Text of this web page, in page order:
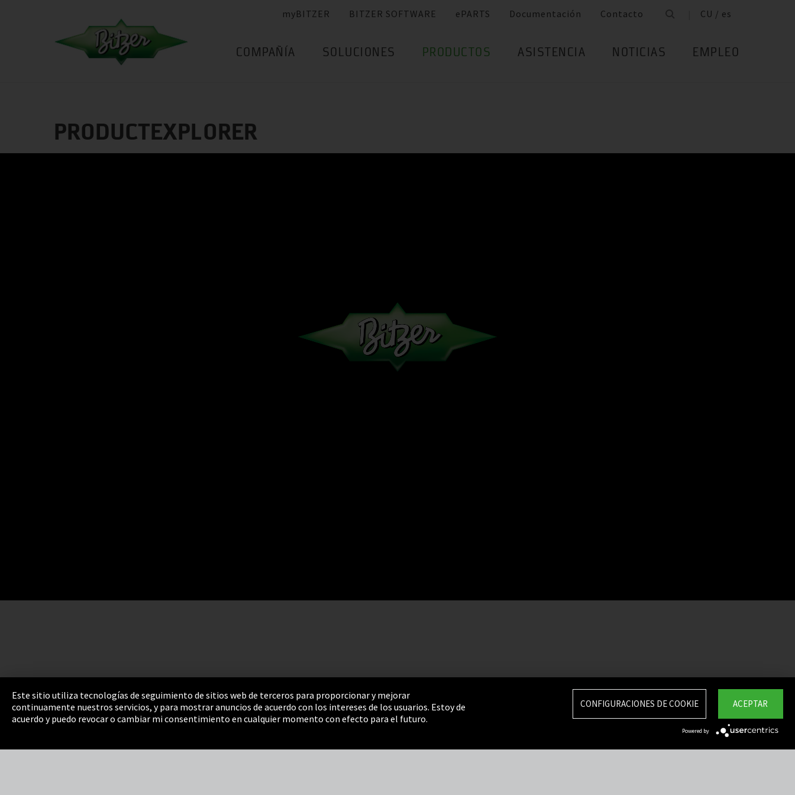
myBITZER BITZER SOFTWARE ePARTS Documentación Contacto CU / es
COMPAÑÍA SOLUCIONES PRODUCTOS ASISTENCIA NOTICIAS EMPLEO
PRODUCTEXPLORER
Pie de imprenta Política de privacidad Cookie Settings Términos y Condiciones
Este sitio utiliza tecnologías de seguimiento de sitios web de terceros para proporcionar y mejorar
continuamente nuestros servicios, y para mostrar anuncios de acuerdo con los intereses de los usuarios. Estoy de
acuerdo y puedo revocar o cambiar mi consentimiento en cualquier momento con efecto para el futuro.
ACEPTAR
CONFIGURACIONES DE COOKIE
Powered by